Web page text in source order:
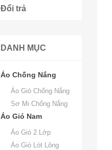
Đổi trả
DANH MỤC
Áo Chống Nắng
Áo Gió Chống Nắng
Sơ Mi Chống Nắng
Áo Gió Nam
Áo Gió 2 Lớp
Áo Gió Lót Lông